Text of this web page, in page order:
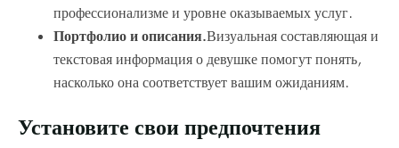
профессионализме и уровне оказываемых услуг.
Портфолио и описания.Визуальная составляющая и
текстовая информация о девушке помогут понять,
насколько она соответствует вашим ожиданиям.
Установите свои предпочтения